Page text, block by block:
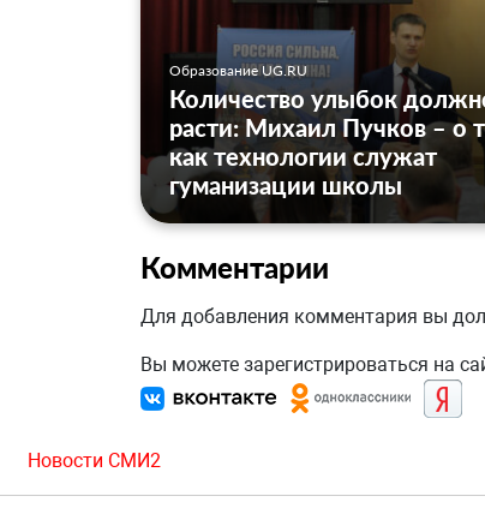
Образование UG.RU
Количество улыбок
расти: Михаил Пучков – о
как технологии служат
гуманизации школы
Комментарии
Для добавления комментария вы
Вы можете зарегистрироваться на
Новости СМИ2